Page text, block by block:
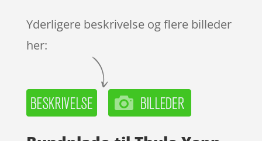
Yderligere beskrivelse og flere billeder
her: